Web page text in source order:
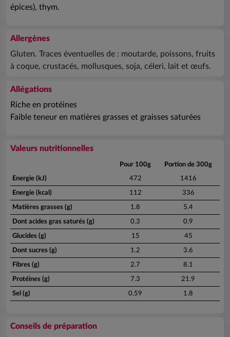
épices), thym.
Allergènes
Gluten. Traces éventuelles de : moutarde, poissons, fruits
à coque, crustacés, mollusques, soja, céleri, lait et œufs.
Allégations
Riche en protéines
Faible teneur en matières grasses et graisses saturées
Valeurs nutritionnelles
Pour 100g Portion de 300g
Energie (kJ) 472 1416
Energie (kcal) 112 336
Matières grasses (g) 1.8 5.4
Dont acides gras saturés (g) 0.3 0.9
Glucides (g) 15 45
Dont sucres (g) 1.2 3.6
Fibres (g) 2.7 8.1
Protéines (g) 7.3 21.9
Sel (g) 0.59 1.8
Conseils de préparation